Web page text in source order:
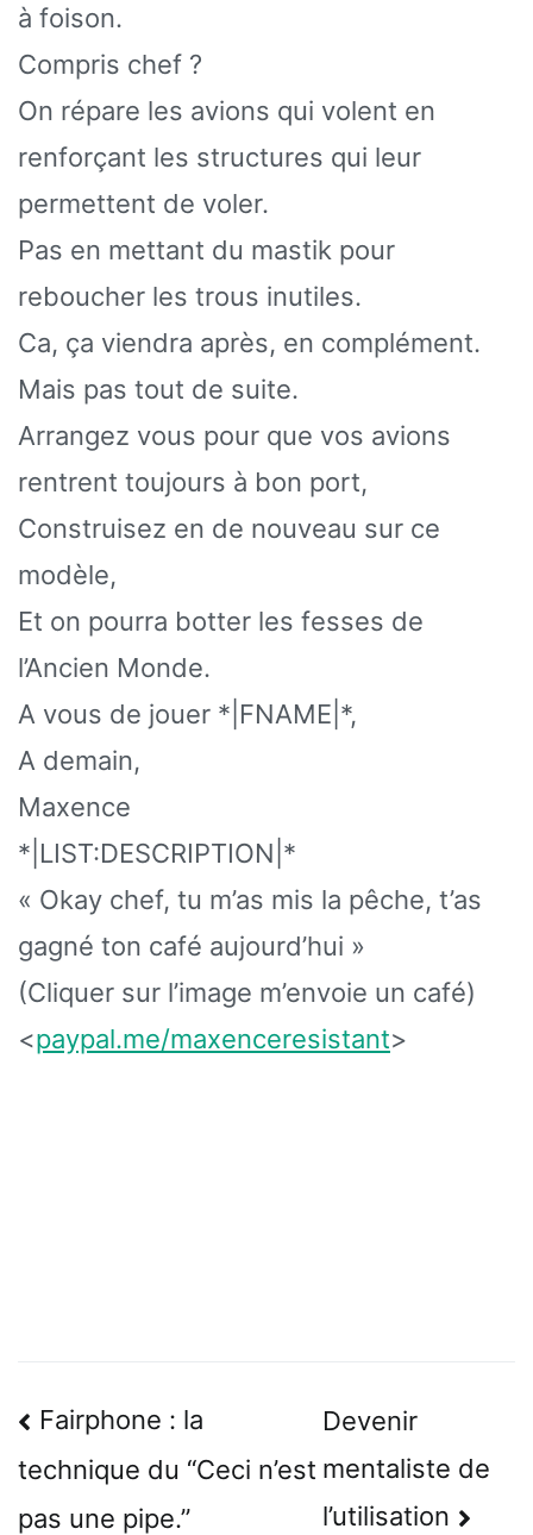
à foison.
Compris chef ?
On répare les avions qui volent en
renforçant les structures qui leur
permettent de voler.
Pas en mettant du mastik pour
reboucher les trous inutiles.
Ca, ça viendra après, en complément.
Mais pas tout de suite.
Arrangez vous pour que vos avions
rentrent toujours à bon port,
Construisez en de nouveau sur ce
modèle,
Et on pourra botter les fesses de
l’Ancien Monde.
A vous de jouer *|FNAME|*,
A demain,
Maxence
*|LIST:DESCRIPTION|*
« Okay chef, tu m’as mis la pêche, t’as
gagné ton café aujourd’hui »
(Cliquer sur l’image m’envoie un café)
<paypal.me/maxenceresistant>
Navigation
de
l’article
Fairphone : la
technique du “Ceci n’est
pas une pipe.”
Devenir
mentaliste de
l’utilisation